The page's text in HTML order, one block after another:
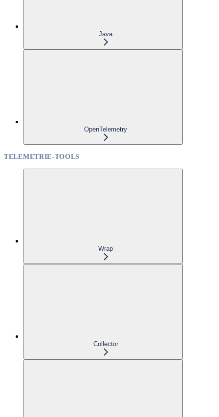
Java
OpenTelemetry
TELEMETRIE-TOOLS
Wrap
Collector